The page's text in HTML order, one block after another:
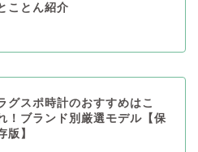
ことん紹介
グスポ時計のおすすめはこ
！ブランド別厳選モデル【保
版】